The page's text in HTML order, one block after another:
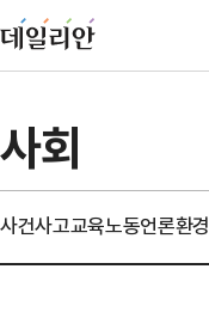
사회
사건사고교육노동언론환경